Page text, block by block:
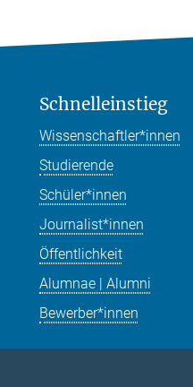
Schnelleinstieg
Wissenschaftler*innen
Studierende
Schüler*innen
Journalist*innen
Öffentlichkeit
Alumnae | Alumni
Bewerber*innen